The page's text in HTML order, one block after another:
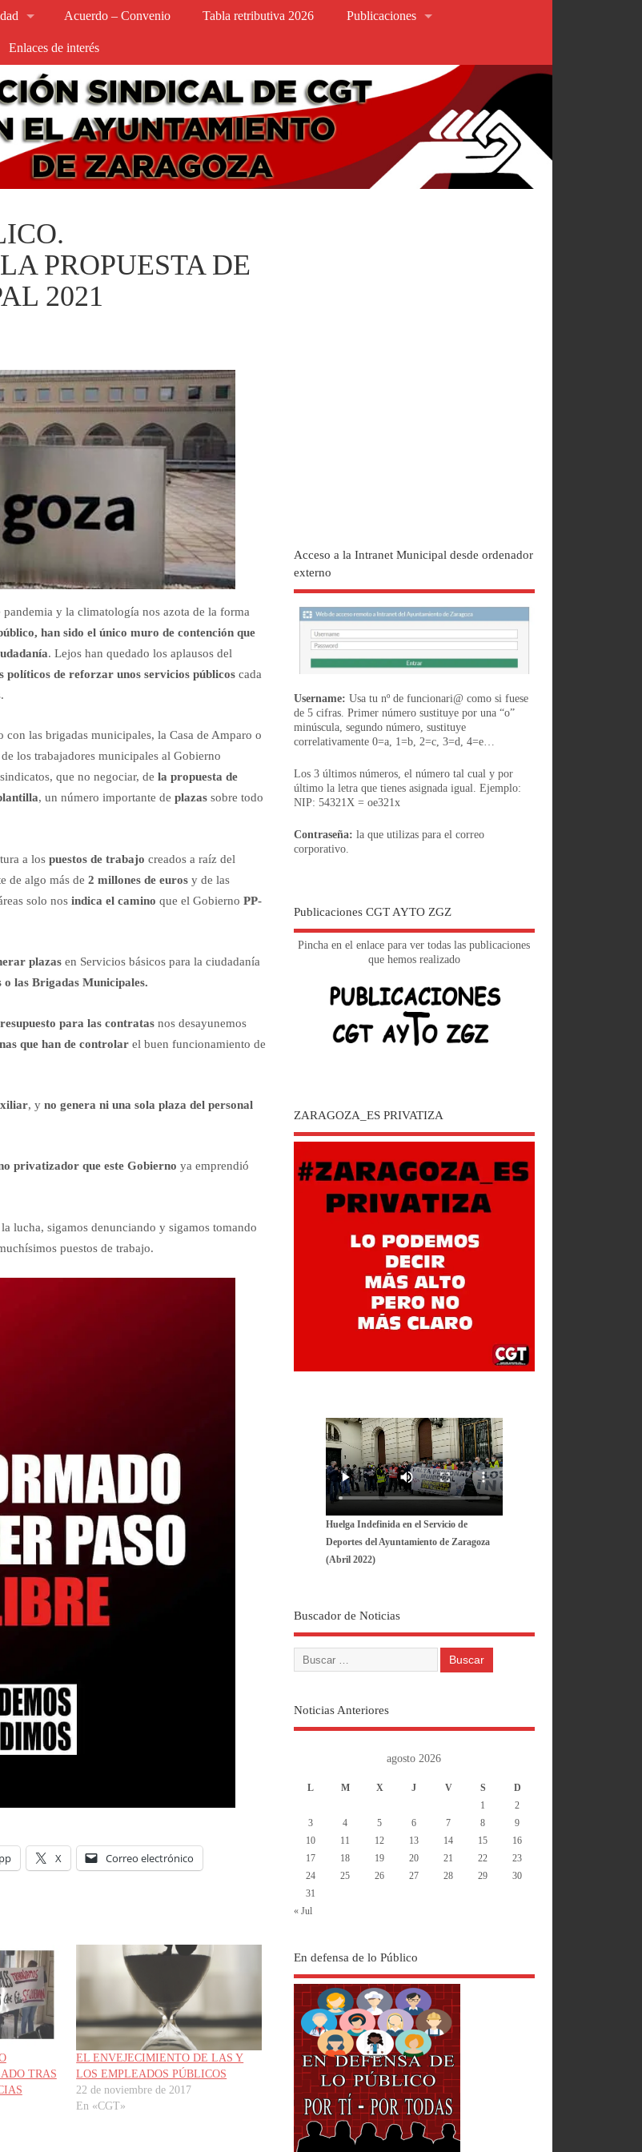
Acuerdo – Convenio Tabla retributiva 2026 Publicaciones
Enlaces de interés
PROPUESTA DE
2021
y la climatología nos azota de la forma
han sido el único muro de contención que
. Lejos han quedado los aplausos del
políticos de reforzar unos servicios públicos cada
con las brigadas municipales, la Casa de Amparo o
los trabajadores municipales al Gobierno
que no negociar, dela propuesta de
, un número importante de plazas sobre todo
a lospuestos de trabajo creados a raíz del
de algo más de2 millones de euros y de las
solo nos indica el camino que el GobiernoPP-
plazas en Servicios básicos para la ciudadanía
o las Brigadas Municipales.
para las contratasnos desayunemos
que han de controlar el buen funcionamiento de
, yno genera ni una sola plaza del personal
privatizador que este Gobiernoya emprendió
lucha, sigamos denunciando y sigamos tomando
puestos de trabajo.
X Correo electrónico
TRAS
EL ENVEJECIMIENTO DE LAS Y
LOS EMPLEADOS PÚBLICOS
22 de noviembre de 2017
En «CGT»
Acceso a la Intranet Municipal desde ordenador
externo
Username: Usa tu nº de funcionari@ como si fuese
de 5 cifras. Primer número sustituye por una “o”
minúscula, segundo número, sustituye
correlativamente 0=a, 1=b, 2=c, 3=d, 4=e…
Los 3 últimos números, el número tal cual y por
último la letra que tienes asignada igual. Ejemplo:
NIP: 54321X = oe321x
Contraseña: la que utilizas para el correo
corporativo.
Publicaciones CGT AYTO ZGZ
Pincha en el enlace para ver todas las publicaciones
que hemos realizado
ZARAGOZA_ES PRIVATIZA
Huelga Indefinida en el Servicio de
Deportes del Ayuntamiento de Zaragoza
(Abril 2022)
Buscador de Noticias
Noticias Anteriores
agosto 2026
L M X J V S
D
1
2
3
4 5 6 7 8
9
10
11 12 13 14 15
16
17
18 19 20 21 22
23
24
25 26 27 28 29
30
31
« Jul
En defensa de lo Público